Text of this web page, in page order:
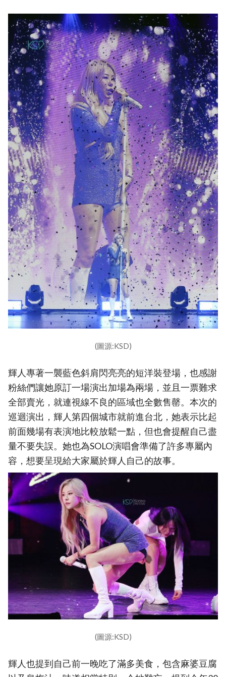
(圖源:KSD)
輝人專著一襲藍色斜肩閃亮亮的短洋裝登場，也感謝
粉絲們讓她原訂一場演出加場為兩場，並且一票難求
全部賣光，就連視線不良的區域也全數售罄。本次的
巡迴演出，輝人第四個城市就前進台北，她表示比起
前面幾場有表演地比較放鬆一點，但也會提醒自己盡
量不要失誤。她也為SOLO演唱會準備了許多專屬內
容，想要呈現給大家屬於輝人自己的故事。
(圖源:KSD)
輝人也提到自己前一晚吃了滿多美食，包含麻婆豆腐